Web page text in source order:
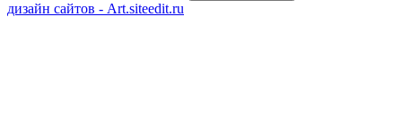
дизайн сайтов - Art.siteedit.ru